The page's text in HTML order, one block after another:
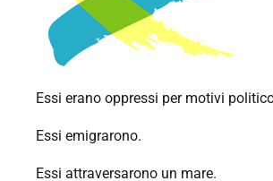
Essi erano oppressi per motivi
Essi emigrarono.
Essi attraversarono un mare.